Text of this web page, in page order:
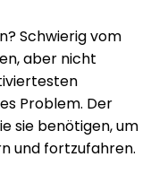
Schwierig vom
aber nicht
Problem. Der
sie benötigen, um
und fortzufahren.